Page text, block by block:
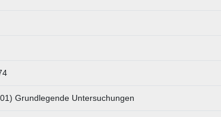
Grundlegende Untersuchungen